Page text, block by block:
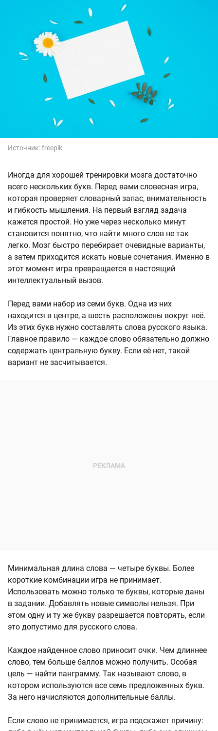
Источник:freepik
Иногда для хорошей тренировки мозга достаточно
всего нескольких букв. Перед вами словесная игра,
которая проверяет словарный запас, внимательность
и гибкость мышления. На первый взгляд задача
кажется простой. Но уже через несколько минут
становится понятно, что найти много слов не так
легко. Мозг быстро перебирает очевидные варианты,
а затем приходится искать новые сочетания. Именно в
этот момент игра превращается в настоящий
интеллектуальный вызов.
Перед вами набор из семи букв. Одна из них
находится в центре, а шесть расположены вокруг неё.
Из этих букв нужно составлять слова русского языка.
Главное правило — каждое слово обязательно должно
содержать центральную букву. Если её нет, такой
вариант не засчитывается.
Минимальная длина слова — четыре буквы. Более
короткие комбинации игра не принимает.
Использовать можно только те буквы, которые даны
в задании. Добавлять новые символы нельзя. При
этом одну и ту же букву разрешается повторять, если
это допустимо для русского слова.
Каждое найденное слово приносит очки. Чем длиннее
слово, тем больше баллов можно получить. Особая
цель — найти панграмму. Так называют слово, в
котором используются все семь предложенных букв.
За него начисляются дополнительные баллы.
Если слово не принимается, игра подскажет причину: